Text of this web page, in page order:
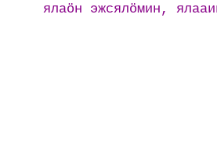
ялаӧн эжсялӧмин,